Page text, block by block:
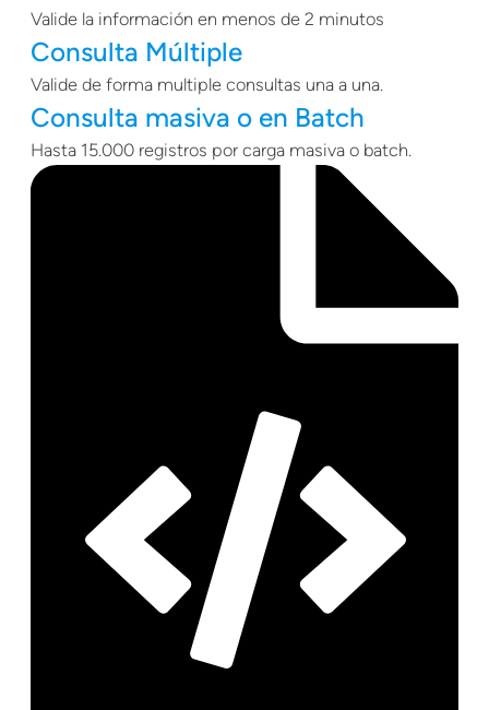
Valide la información en menos de 2 minutos
Consulta Múltiple
Valide de forma multiple consultas una a una.
Consulta masiva o en Batch
Hasta 15.000 registros por carga masiva o batch.